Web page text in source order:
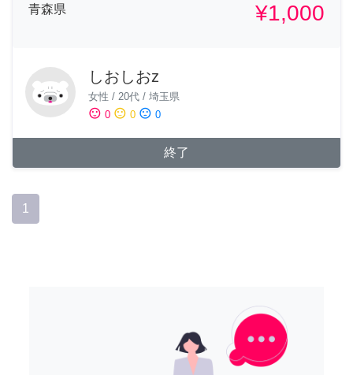
青森県
¥1,000
しおしおz
女性 / 20代 / 埼玉県
sentiment_satisfied 0 sentiment_neutral 0 sentiment_dissatisfied 0
終了
1